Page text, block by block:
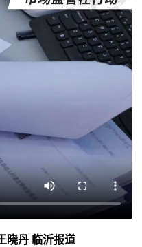
晓丹 临沂报道